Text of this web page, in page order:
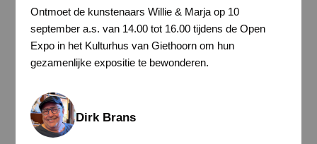
Ontmoet de kunstenaars Willie & Marja op 10
september a.s. van 14.00 tot 16.00 tijdens de Open
Expo in het Kulturhus van Giethoorn om hun
gezamenlijke expositie te bewonderen.
Dirk Brans